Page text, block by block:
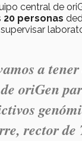
central de
20 personas
a
oriGen
rector de